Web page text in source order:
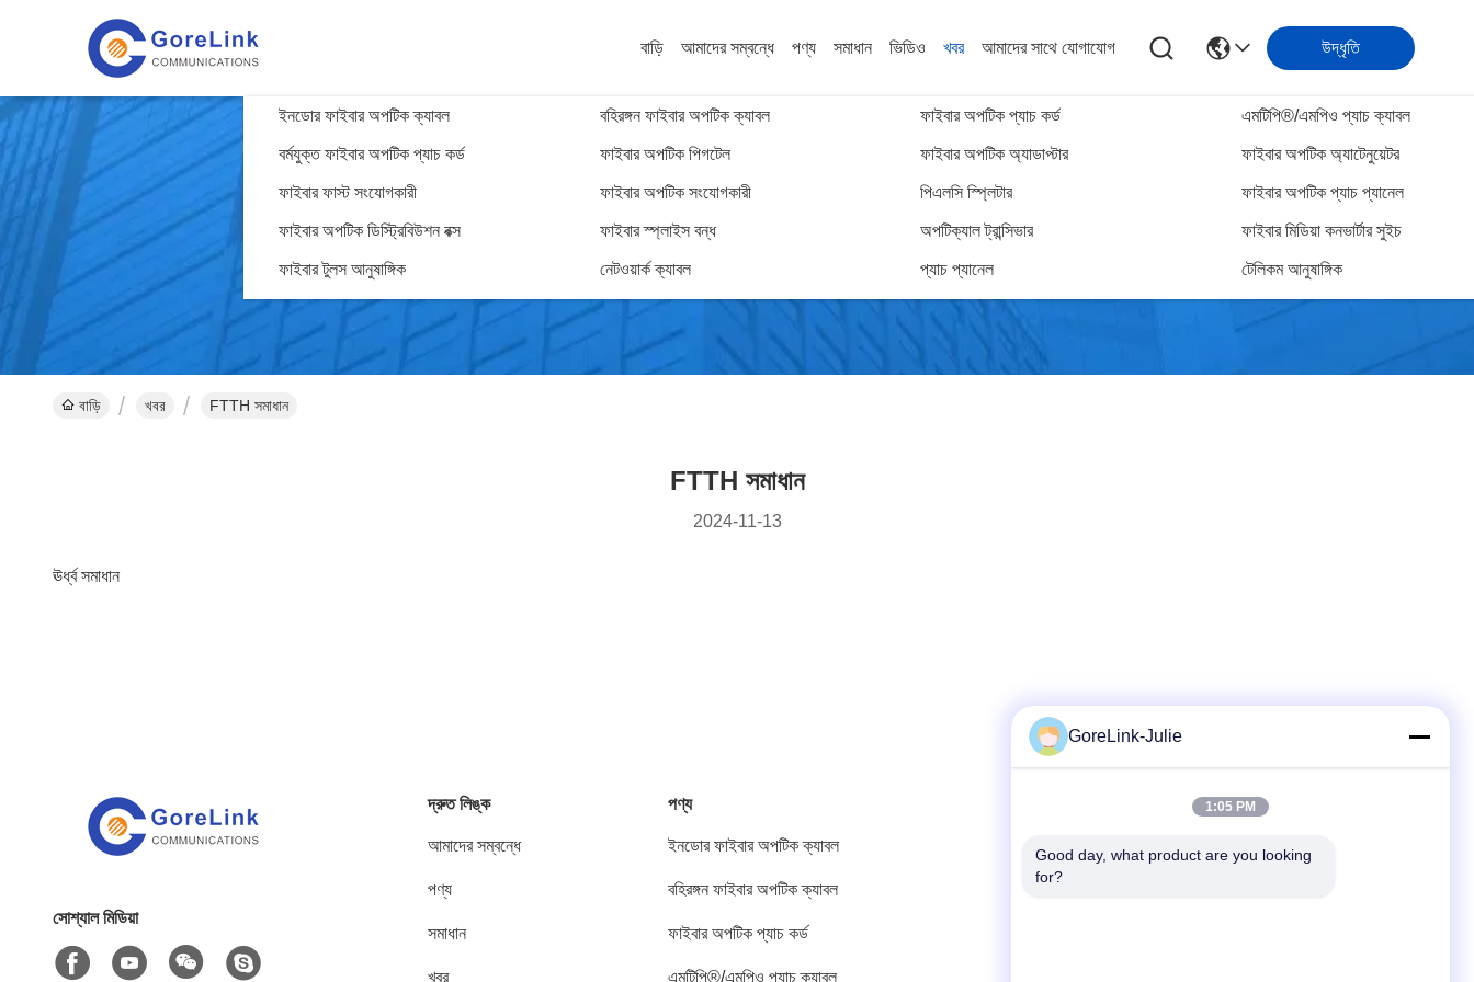
বাড়ি আমাদের সম্বন্ধে পণ্য
ইনডোর ফাইবার অপটিক ক্যাবল বহিরঙ্গন ফাইবার অপটিক ক্যাবল ফাইবার অপটিক প্যাচ কর্ড এমটিপি®/এমপিও প্যাচ ক্যাবল
বর্মযুক্ত ফাইবার অপটিক প্যাচ কর্ড ফাইবার অপটিক পিগটেল ফাইবার অপটিক অ্যাডাপ্টার ফাইবার অপটিক অ্যাটেনুয়েটর
ফাইবার ফাস্ট সংযোগকারী ফাইবার অপটিক সংযোগকারী পিএলসি স্প্লিটার ফাইবার অপটিক প্যাচ প্যানেল
ফাইবার অপটিক ডিস্ট্রিবিউশন বক্স ফাইবার স্প্লাইস বন্ধ অপটিক্যাল ট্রান্সিভার ফাইবার মিডিয়া কনভার্টার সুইচ
ফাইবার টুলস আনুষাঙ্গিক নেটওয়ার্ক ক্যাবল প্যাচ প্যানেল টেলিকম আনুষাঙ্গিক
সমাধান ভিডিও খবর আমাদের সাথে যোগাযোগ উদ্ধৃতি
News Details
বাড়ি খবর FTTH সমাধান
FTTH সমাধান
2024-11-13
ঊর্ধ্ব সমাধান
সোশ্যাল মিডিয়া
দ্রুত লিঙ্ক
আমাদের সম্বন্ধে
পণ্য
সমাধান
খবর
পণ্য
ইনডোর ফাইবার অপটিক ক্যাবল
বহিরঙ্গন ফাইবার অপটিক ক্যাবল
ফাইবার অপটিক প্যাচ কর্ড
এমটিপি®/এমপিও প্যাচ ক্যাবল
টেলিফোন
GoreLink-Julie
1:05 PM
Good day, what product are you looking
for?